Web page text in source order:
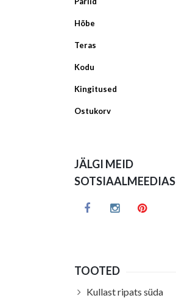
Hõbe
Teras
Kodu
Kingitused
Ostukorv
JÄLGI MEID
SOTSIAALMEEDIAS
TOOTED
Kullast ripats süda